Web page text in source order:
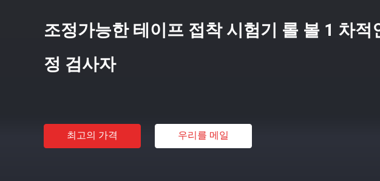
조정가능한 테이프 접착 시험기 롤 볼 1 차적
정 검사자
최고의 가격 우리를 메일